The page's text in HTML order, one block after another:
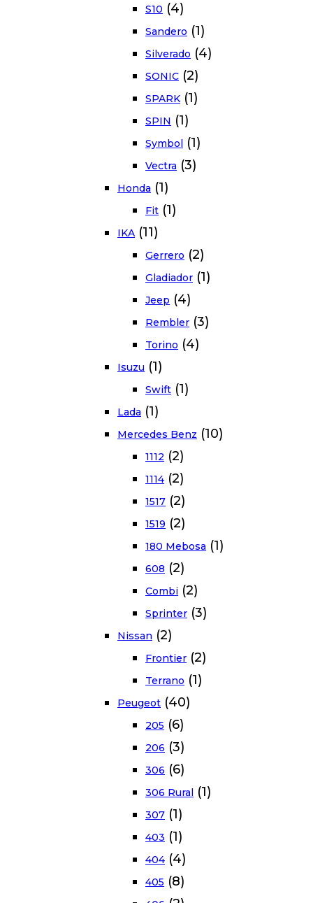
S10 (4)
Sandero (1)
Silverado (4)
SONIC (2)
SPARK (1)
SPIN (1)
Symbol (1)
Vectra (3)
Honda (1)
Fit (1)
IKA (11)
Gerrero (2)
Gladiador (1)
Jeep (4)
Rembler (3)
Torino (4)
Isuzu (1)
Swift (1)
Lada (1)
Mercedes Benz (10)
1112 (2)
1114 (2)
1517 (2)
1519 (2)
180 Mebosa (1)
608 (2)
Combi (2)
Sprinter (3)
Nissan (2)
Frontier (2)
Terrano (1)
Peugeot (40)
205 (6)
206 (3)
306 (6)
306 Rural (1)
307 (1)
403 (1)
404 (4)
405 (8)